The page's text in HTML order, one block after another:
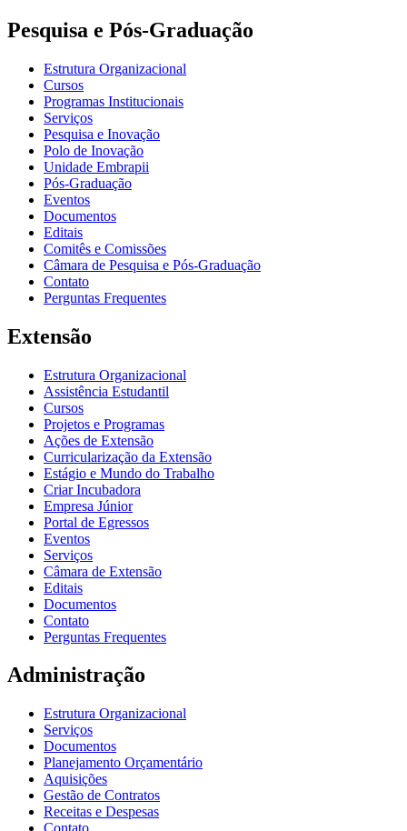
Pesquisa e Pós-Graduação
Estrutura Organizacional
Cursos
Programas Institucionais
Serviços
Pesquisa e Inovação
Polo de Inovação
Unidade Embrapii
Pós-Graduação
Eventos
Documentos
Editais
Comitês e Comissões
Câmara de Pesquisa e Pós-Graduação
Contato
Perguntas Frequentes
Extensão
Estrutura Organizacional
Assistência Estudantil
Cursos
Projetos e Programas
Ações de Extensão
Curricularização da Extensão
Estágio e Mundo do Trabalho
Criar Incubadora
Empresa Júnior
Portal de Egressos
Eventos
Serviços
Câmara de Extensão
Editais
Documentos
Contato
Perguntas Frequentes
Administração
Estrutura Organizacional
Serviços
Documentos
Planejamento Orçamentário
Aquisições
Gestão de Contratos
Receitas e Despesas